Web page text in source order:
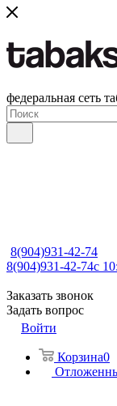
федеральная сеть
8(904)931-42-74
8(904)931-42-74с
Заказать звонок
Задать вопрос
Войти
Корзина0